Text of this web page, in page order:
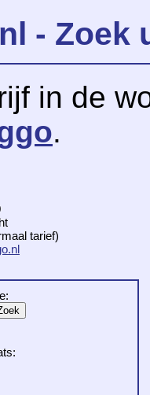
- Zoek
in de
.
tarief)